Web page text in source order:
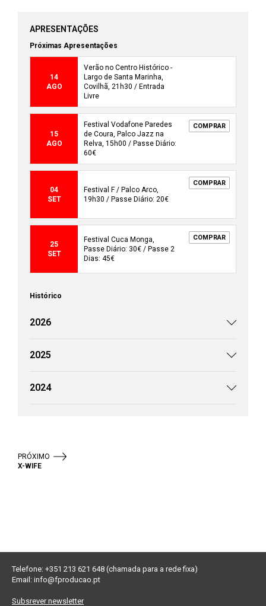
APRESENTAÇÕES
Próximas Apresentações
14
AGO
Verão no Centro Histórico -
Largo de Santa Marinha,
Covilhã, 21h30 / Entrada
Livre
15
AGO
Festival Vodafone Paredes
de Coura, Palco Jazz na
Relva, 15h00 / Passe Diário:
60€
COMPRAR
04
SET
Festival F / Palco Arco,
19h30 / Passe Diário: 20€
COMPRAR
25
SET
Festival Cuca Monga,
Passe Diário: 30€ / Passe 2
Dias: 45€
COMPRAR
Histórico
2026
2025
2024
PRÓXIMO
X-WIFE
Telefone: +351 213 621 648 (chamada para a rede fixa)
Email: info@fproducao.pt
Subsrever newsletter